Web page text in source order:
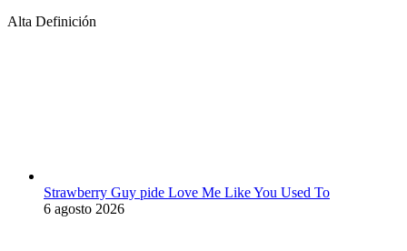
Alta Definición
Strawberry Guy pide Love Me Like You Used To
6 agosto 2026